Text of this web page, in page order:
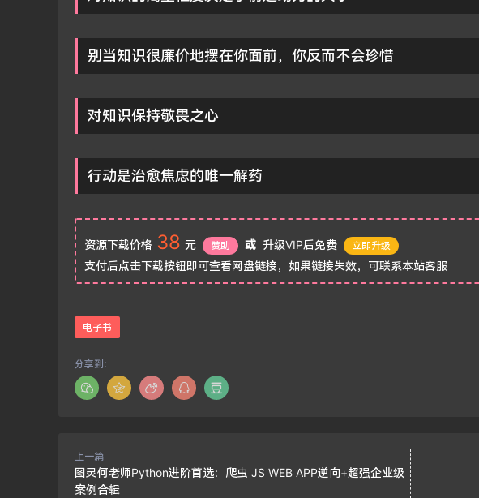
别当知识很廉价地摆在你面前，你反而不会珍惜
对知识保持敬畏之心
行动是治愈焦虑的唯一解药
资源下载价格 38 元 赞助 或 升级VIP后免费 立即升级
支付后点击下载按钮即可查看网盘链接，如果链接失效，可联系本站客服
电子书
分享到：
上一篇
图灵何老师Python进阶首选：爬虫 JS WEB APP逆向+超强企业级
案例合辑